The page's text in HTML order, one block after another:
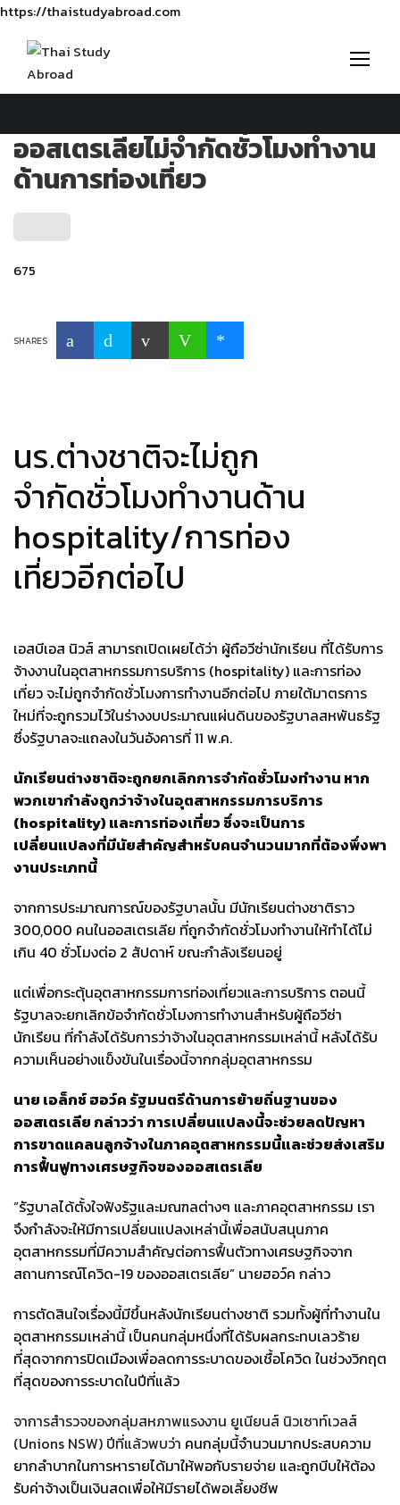
https://thaistudyabroad.com
ออสเตรเลียไม่จำกัดชั่วโมงทำงาน
ด้านการท่องเที่ยว
675
SHARES
นร.ต่างชาติจะไม่ถูก
จำกัดชั่วโมงทำงานด้าน
hospitality/การท่อง
เที่ยวอีกต่อไป
เอสบีเอส นิวส์ สามารถเปิดเผยได้ว่า ผู้ถือวีซ่านักเรียน ที่ได้รับการ
จ้างงานในอุตสาหกรรมการบริการ (hospitality) และการท่อง
เที่ยว จะไม่ถูกจำกัดชั่วโมงการทำงานอีกต่อไป ภายใต้มาตรการ
ใหม่ที่จะถูกรวมไว้ในร่างงบประมาณแผ่นดินของรัฐบาลสหพันธรัฐ
ซึ่งรัฐบาลจะแถลงในวันอังคารที่ 11 พ.ค.
นักเรียนต่างชาติจะถูกยกเลิกการจำกัดชั่วโมงทำงาน หาก
พวกเขากำลังถูกว่าจ้างในอุตสาหกรรมการบริการ
(hospitality) และการท่องเที่ยว ซึ่งจะเป็นการ
เปลี่ยนแปลงที่มีนัยสำคัญสำหรับคนจำนวนมากที่ต้องพึ่งพา
งานประเภทนี้
จากการประมาณการณ์ของรัฐบาลนั้น มีนักเรียนต่างชาติราว
300,000 คนในออสเตรเลีย ที่ถูกจำกัดชั่วโมงทำงานให้ทำได้ไม่
เกิน 40 ชั่วโมงต่อ 2 สัปดาห์ ขณะกำลังเรียนอยู่
แต่เพื่อกระตุ้นอุตสาหกรรมการท่องเที่ยวและการบริการ ตอนนี้
รัฐบาลจะยกเลิกข้อจำกัดชั่วโมงการทำงานสำหรับผู้ถือวีซ่า
นักเรียน ที่กำลังได้รับการว่าจ้างในอุตสาหกรรมเหล่านี้ หลังได้รับ
ความเห็นอย่างแข็งขันในเรื่องนี้จากกลุ่มอุตสาหกรรม
นาย เอล็กซ์ ฮอว์ค รัฐมนตรีด้านการย้ายถิ่นฐานของ
ออสเตรเลีย กล่าวว่า การเปลี่ยนแปลงนี้จะช่วยลดปัญหา
การขาดแคลนลูกจ้างในภาคอุตสาหกรรมนี้และช่วยส่งเสริม
การฟื้นฟูทางเศรษฐกิจของออสเตรเลีย
“รัฐบาลได้ตั้งใจฟังรัฐและมณฑลต่างๆ และภาคอุตสาหกรรม เรา
จึงกำลังจะให้มีการเปลี่ยนแปลงเหล่านี้เพื่อสนับสนุนภาค
อุตสาหกรรมที่มีความสำคัญต่อการฟื้นตัวทางเศรษฐกิจจาก
สถานการณ์โควิด-19 ของออสเตรเลีย” นายฮอว์ค กล่าว
การตัดสินใจเรื่องนี้มีขึ้นหลังนักเรียนต่างชาติ รวมทั้งผู้ที่ทำงานใน
อุตสาหกรรมเหล่านี้ เป็นคนกลุ่มหนึ่งที่ได้รับผลกระทบเลวร้าย
ที่สุดจากการปิดเมืองเพื่อลดการระบาดของเชื้อโควิด ในช่วงวิกฤต
ที่สุดของการระบาดในปีที่แล้ว
จาการสำรวจของกลุ่มสหภาพแรงงาน ยูเนียนส์ นิวเซาท์เวลส์
(Unions NSW) ปีที่แล้วพบว่า คนกลุ่มนี้จำนวนมากประสบความ
ยากลำบากในการหารายได้มาให้พอกับรายจ่าย และถูกบีบให้ต้อง
รับค่าจ้างเป็นเงินสดเพื่อให้มีรายได้พอเลี้ยงชีพ